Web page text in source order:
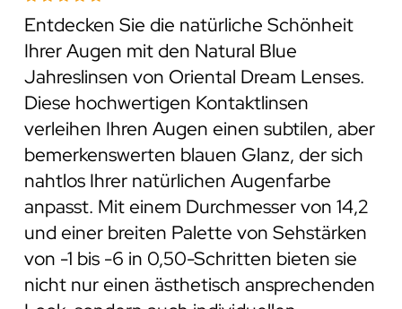
Entdecken Sie die natürliche Schönheit
Ihrer Augen mit den Natural Blue
Jahreslinsen von Oriental Dream Lenses.
Diese hochwertigen Kontaktlinsen
verleihen Ihren Augen einen subtilen, aber
bemerkenswerten blauen Glanz, der sich
nahtlos Ihrer natürlichen Augenfarbe
anpasst. Mit einem Durchmesser von 14,2
und einer breiten Palette von Sehstärken
von -1 bis -6 in 0,50-Schritten bieten sie
nicht nur einen ästhetisch ansprechenden